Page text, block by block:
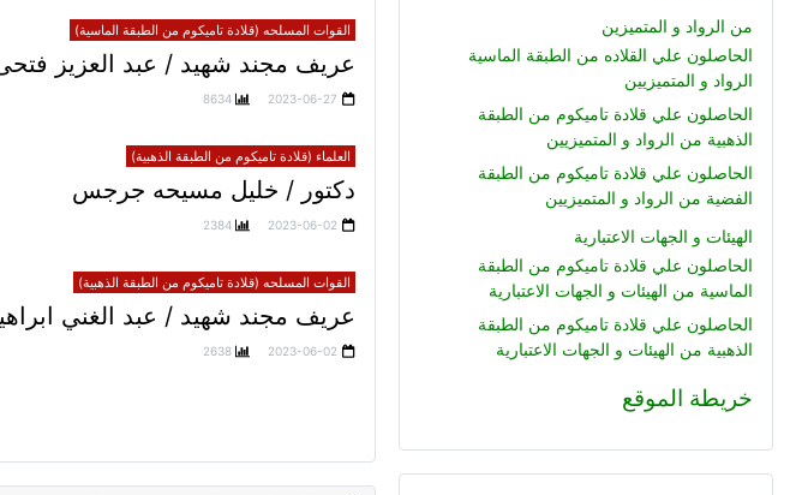
من الرواد و المتميزين
الحاصلون علي القلاده من الطبقة الماسية
الرواد و المتميزيين
الحاصلون علي قلادة تاميكوم من الطبقة
الذهبية من الرواد و المتميزيين
الحاصلون علي قلادة تاميكوم من الطبقة
الفضية من الرواد و المتميزيين
الهيئات و الجهات الاعتبارية
الحاصلون علي قلادة تاميكوم من الطبقة
الماسية من الهيئات و الجهات الاعتبارية
الحاصلون علي قلادة تاميكوم من الطبقة
الذهبية من الهيئات و الجهات الاعتبارية
خريطة الموقع
القوات المسلحه (قلادة تاميكوم من الطبقة الماسية)
عريف مجند شهيد / عبد العزيز فتحى
2023-06-27
8634
العلماء (قلادة تاميكوم من الطبقة الذهبية)
دكتور / خليل مسيحه جرجس
2023-06-02
2384
القوات المسلحه (قلادة تاميكوم من الطبقة الذهبية)
عريف مجند شهيد / عبد الغني
2023-06-02
2638